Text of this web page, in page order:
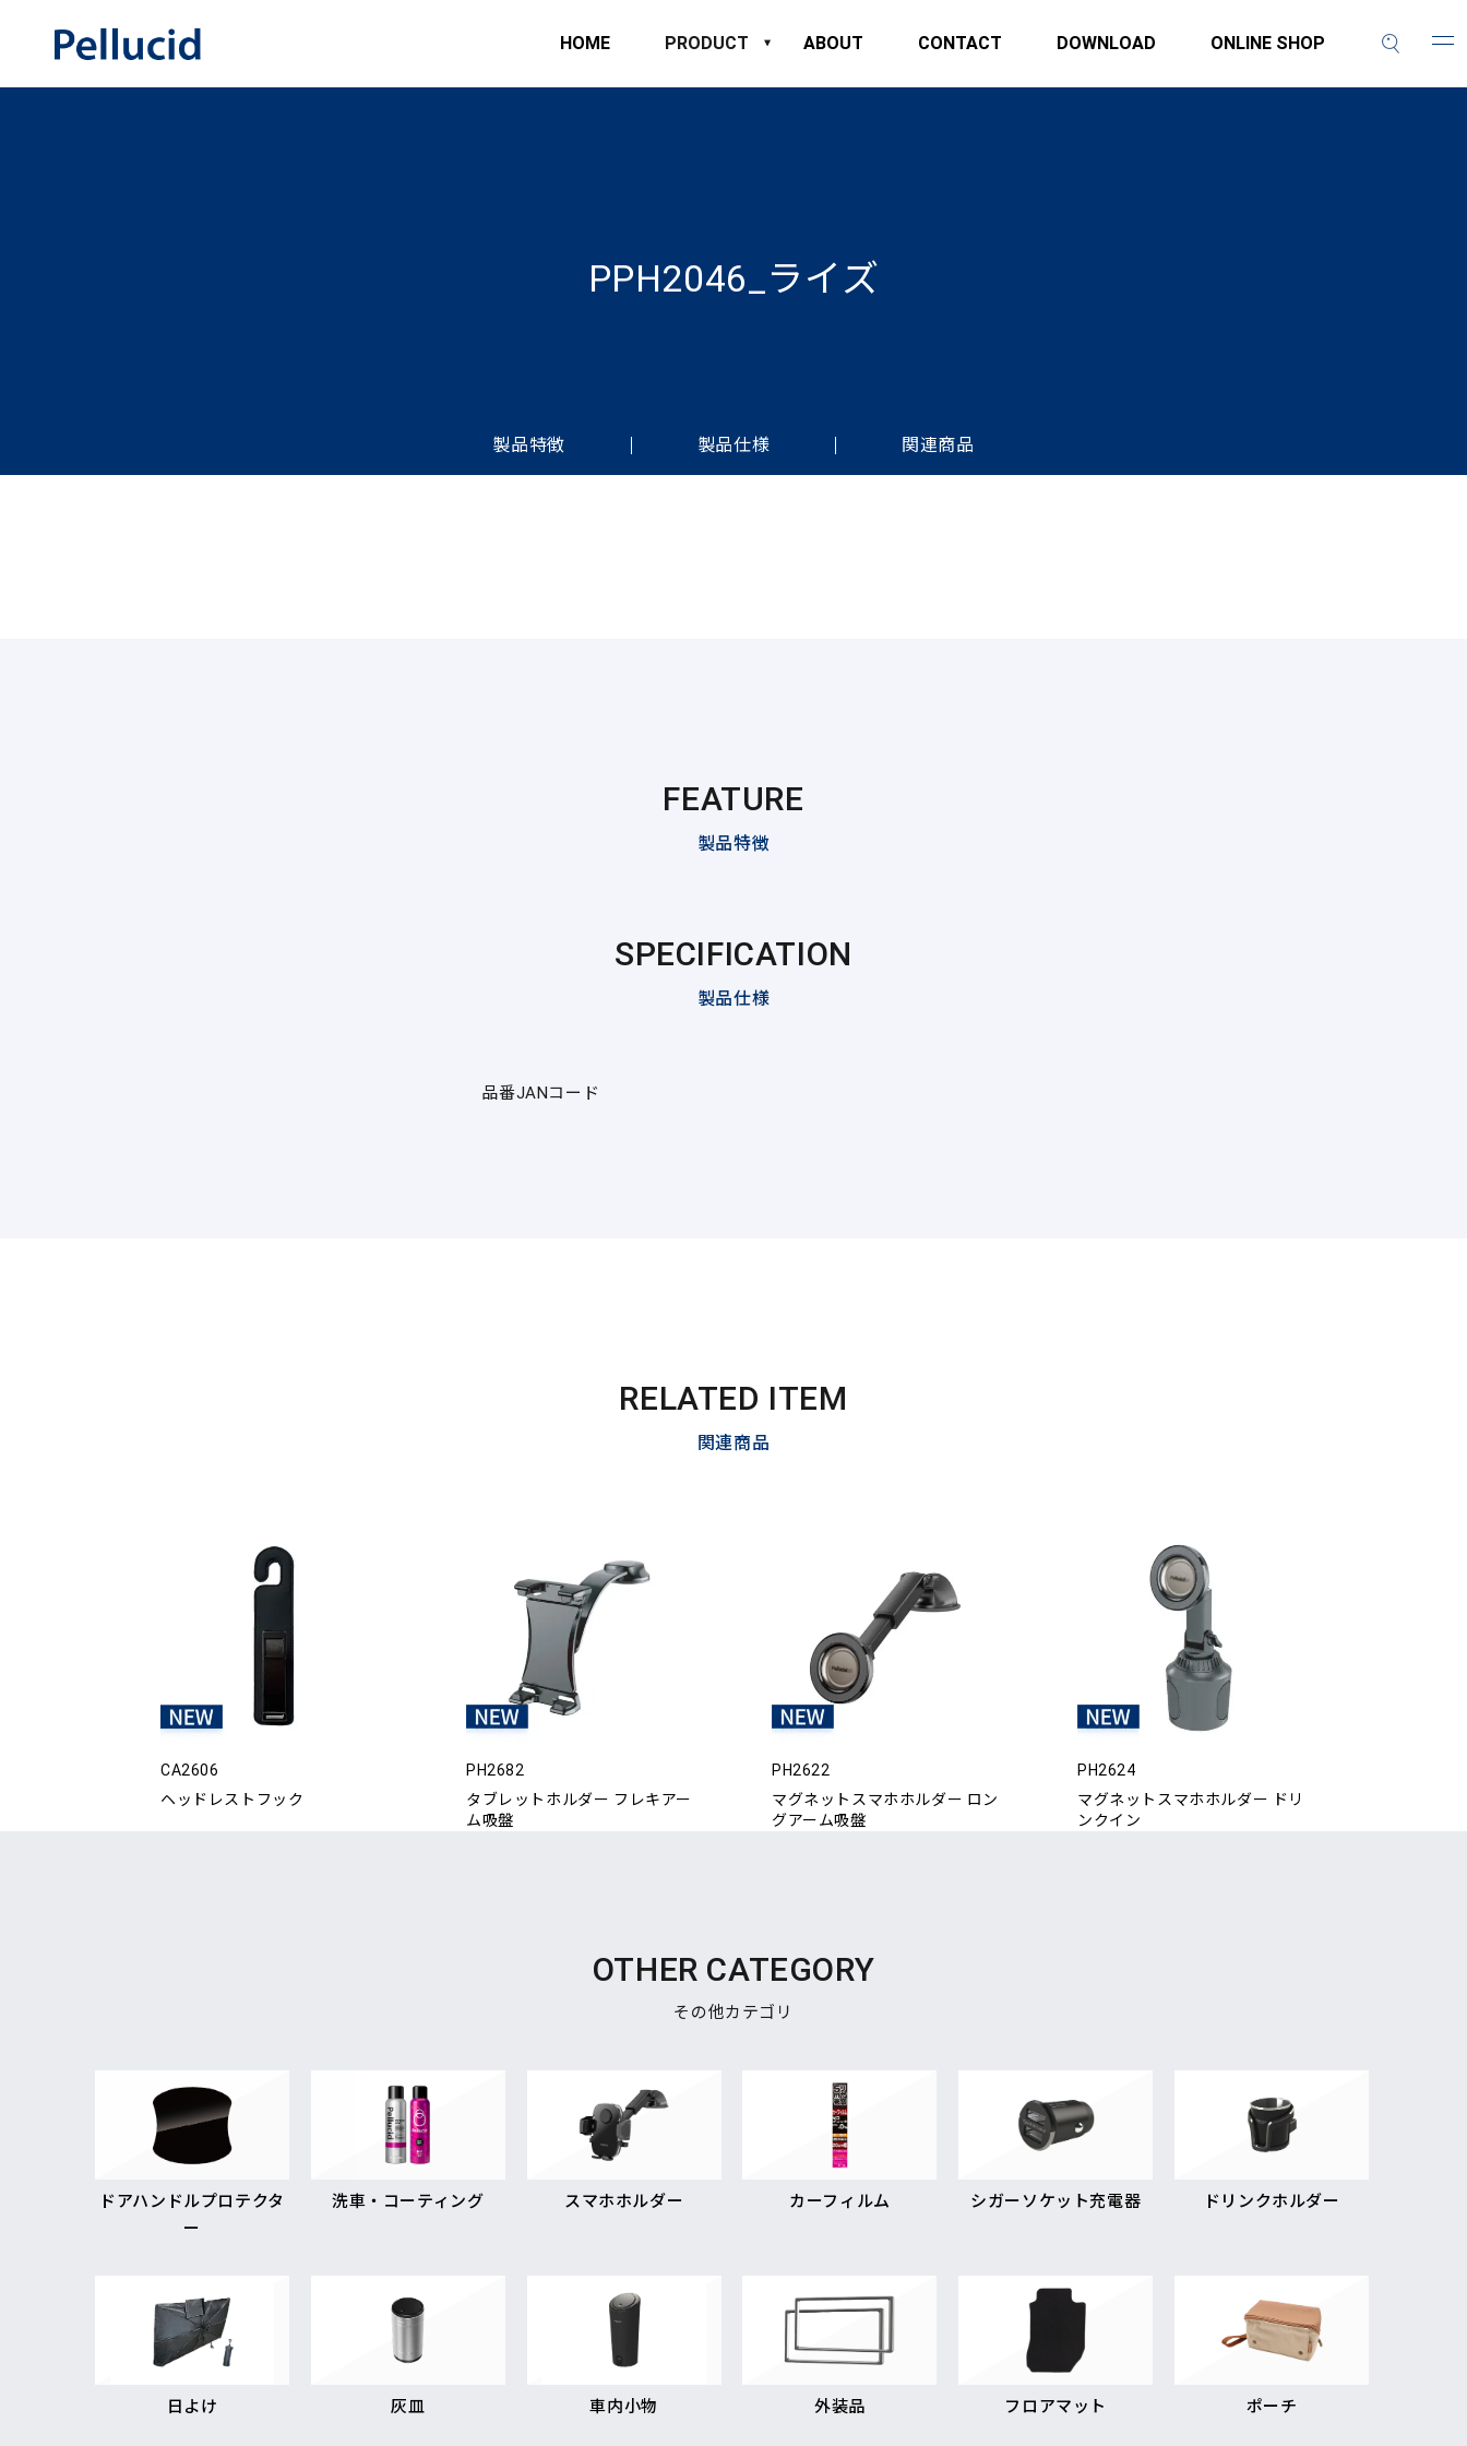
HOME PRODUCT ABOUT CONTACT DOWNLOAD ONLINE SHOP
PPH2046_ライズ
製品特徴 製品仕様 関連商品
FEATURE
製品特徴
SPECIFICATION
製品仕様
品番JANコード
RELATED ITEM
関連商品
CA2606
ヘッドレストフック
PH2682
タブレットホルダー フレキアー
ム吸盤
PH2622
マグネットスマホホルダー ロン
グアーム吸盤
PH2624
マグネットスマホホルダー ドリ
ンクイン
OTHER CATEGORY
その他カテゴリ
ドアハンドルプロテクタ
ー
洗車・コーティング スマホホルダー カーフィルム シガーソケット充電器 ドリンクホルダー
日よけ 灰皿 車内小物 外装品 フロアマット ポーチ